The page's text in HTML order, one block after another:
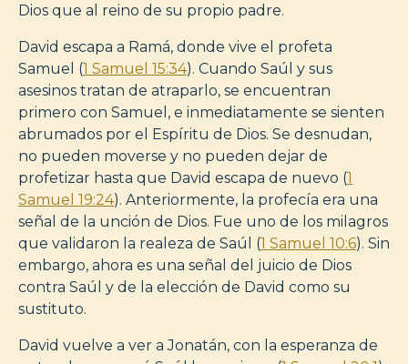
Dios que al reino de su propio padre.
David escapa a Ramá, donde vive el profeta
Samuel (1 Samuel 15:34). Cuando Saúl y sus
asesinos tratan de atraparlo, se encuentran
primero con Samuel, e inmediatamente se sienten
abrumados por el Espíritu de Dios. Se desnudan,
no pueden moverse y no pueden dejar de
profetizar hasta que David escapa de nuevo (1
Samuel 19:24). Anteriormente, la profecía era una
señal de la unción de Dios. Fue uno de los milagros
que validaron la realeza de Saúl (1 Samuel 10:6). Sin
embargo, ahora es una señal del juicio de Dios
contra Saúl y de la elección de David como su
sustituto.
David vuelve a ver a Jonatán, con la esperanza de